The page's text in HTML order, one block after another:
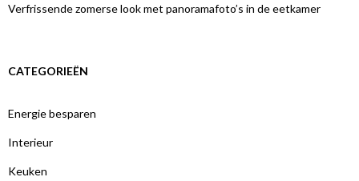
Verfrissende zomerse look met panoramafoto’s in de eetkamer
CATEGORIEËN
Energie besparen
Interieur
Keuken